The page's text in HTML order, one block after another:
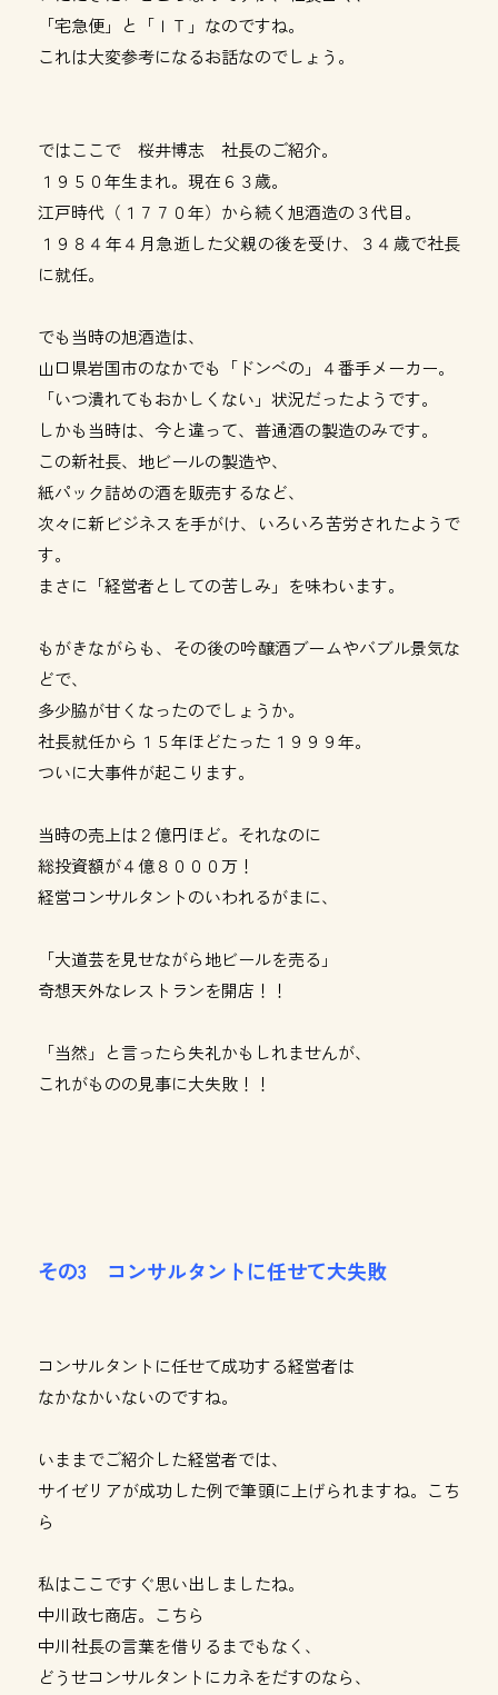
「宅急便」と「ＩＴ」なのですね。
これは大変参考になるお話なのでしょう。
ではここで 桜井博志 社長のご紹介。
１９５０年生まれ。現在６３歳。
江戸時代（１７７０年）から続く旭酒造の３代目。
１９８４年４月急逝した父親の後を受け、３４歳で社長
に就任。
でも当時の旭酒造は、
山口県岩国市のなかでも「ドンベの」４番手メーカー。
「いつ潰れてもおかしくない」状況だったようです。
しかも当時は、今と違って、普通酒の製造のみです。
この新社長、地ビールの製造や、
紙パック詰めの酒を販売するなど、
次々に新ビジネスを手がけ、いろいろ苦労されたようで
す。
まさに「経営者としての苦しみ」を味わいます。
もがきながらも、その後の吟醸酒ブームやバブル景気な
どで、
多少脇が甘くなったのでしょうか。
社長就任から１５年ほどたった１９９９年。
ついに大事件が起こります。
当時の売上は２億円ほど。それなのに
総投資額が４億８０００万！
経営コンサルタントのいわれるがまに、
「大道芸を見せながら地ビールを売る」
奇想天外なレストランを開店！！
「当然」と言ったら失礼かもしれませんが、
これがものの見事に大失敗！！
その3 コンサルタントに任せて大失敗
コンサルタントに任せて成功する経営者は
なかなかいないのですね。
いままでご紹介した経営者では、
サイゼリアが成功した例で筆頭に上げられますね。 こち
ら
私はここですぐ思い出しましたね。
中川政七商店。 こちら
中川社長の言葉を借りるまでもなく、
どうせコンサルタントにカネをだすのなら、